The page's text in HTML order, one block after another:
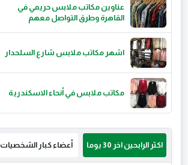
عناوين مكاتب ملابس حريمي في
القاهرة وطرق التواصل معهم
اشهر مكاتب ملابس شارع السلحدار
مكاتب ملابس في أنحاء الاسكندرية
اكثر الرابحين اخر 30 يوما أعضاء كبار الشخصيات